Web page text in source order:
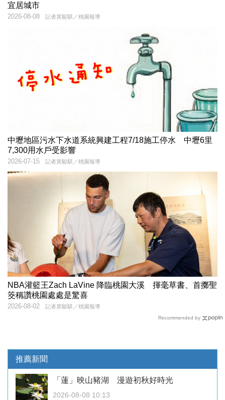
宜居城市
記者黃駿騏／桃園報導
2026-08-08
中壢地區污水下水道系統興建工程7/18施工停水 中壢6里
7,300用水戶受影響
記者黃駿騏／桃園報導
2026-07-15
NBA灌籃王Zach LaVine 降臨桃園大溪 揮毫草書、首擲聖
筊稱讚桃園處處是驚喜
記者黃駿騏／桃園報導
2026-08-02
Recommended by
推薦新聞
「蓮」映山豬湖 漫遊初秋好時光
2026-08-08 10:13